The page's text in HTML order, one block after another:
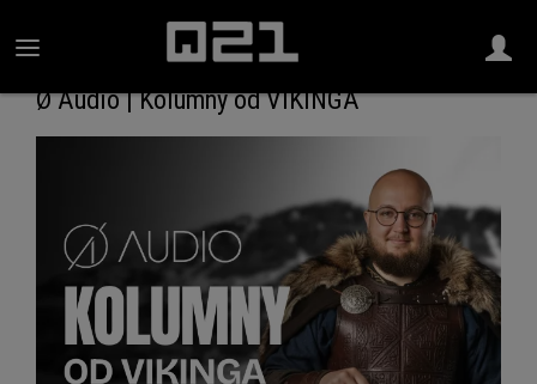
Ø Audio | Kolumny od VIKINGA